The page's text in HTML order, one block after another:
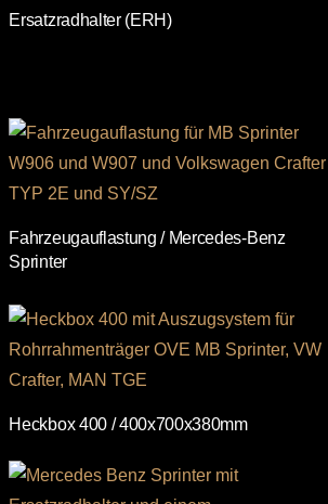
Ersatzradhalter (ERH)
Fahrzeugauflastung / Mercedes-Benz
Sprinter
Heckbox 400 / 400x700x380mm